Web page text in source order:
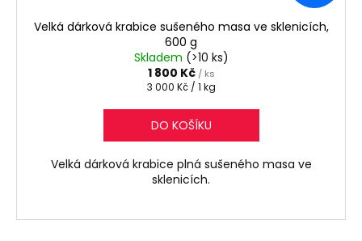
Velká dárková krabice sušeného masa ve sklenicích,
600 g
Skladem (>10 ks)
1 800 Kč / ks
Měrná
3 000 Kč / 1 kg
DO KOŠÍKU
Velká dárková krabice plná sušeného masa ve
sklenicích.